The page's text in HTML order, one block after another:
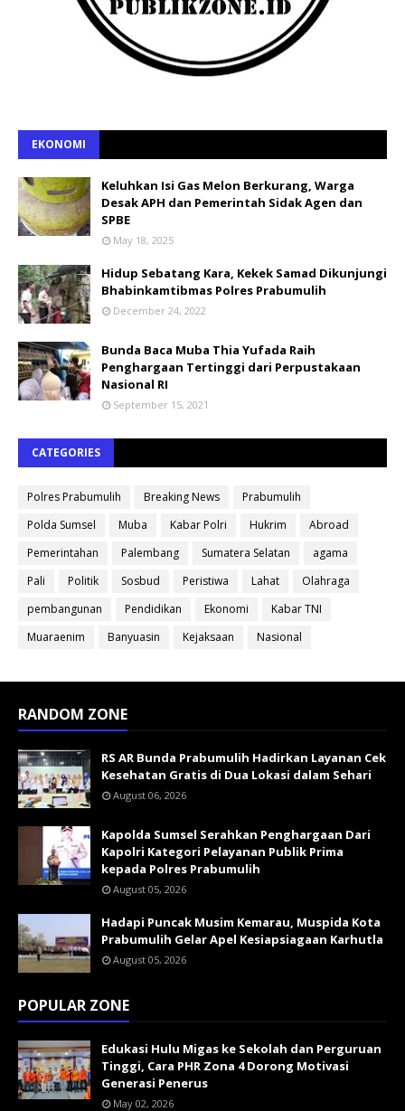
EKONOMI
Keluhkan Isi Gas Melon Berkurang, Warga
Desak APH dan Pemerintah Sidak Agen dan
SPBE
May 18, 2025
Hidup Sebatang Kara, Kekek Samad Dikunjungi
Bhabinkamtibmas Polres Prabumulih
December 24, 2022
Bunda Baca Muba Thia Yufada Raih
Penghargaan Tertinggi dari Perpustakaan
Nasional RI
September 15, 2021
CATEGORIES
Polres Prabumulih Breaking News
Prabumulih
Polda Sumsel
Muba Kabar Polri Hukrim
Abroad
Pemerintahan
Palembang Sumatera Selatan
agama
Pali
Politik Sosbud Peristiwa Lahat
Olahraga
pembangunan
Pendidikan Ekonomi
Kabar TNI
Muaraenim
Banyuasin Kejaksaan Nasional
RANDOM ZONE
RS AR Bunda Prabumulih Hadirkan Layanan Cek
Kesehatan Gratis di Dua Lokasi dalam Sehari
August 06, 2026
Kapolda Sumsel Serahkan Penghargaan Dari
Kapolri Kategori Pelayanan Publik Prima
kepada Polres Prabumulih
August 05, 2026
Hadapi Puncak Musim Kemarau, Muspida Kota
Prabumulih Gelar Apel Kesiapsiagaan Karhutla
August 05, 2026
POPULAR ZONE
Edukasi Hulu Migas ke Sekolah dan Perguruan
Tinggi, Cara PHR Zona 4 Dorong Motivasi
Generasi Penerus
May 02, 2026